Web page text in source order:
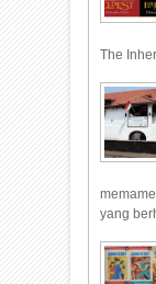
The
yang